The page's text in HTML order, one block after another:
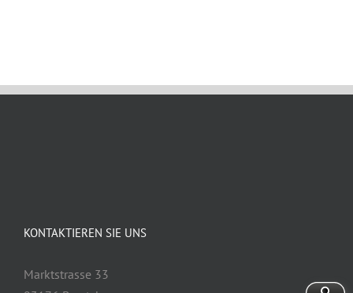
KONTAKTIEREN SIE UNS
Marktstrasse 33